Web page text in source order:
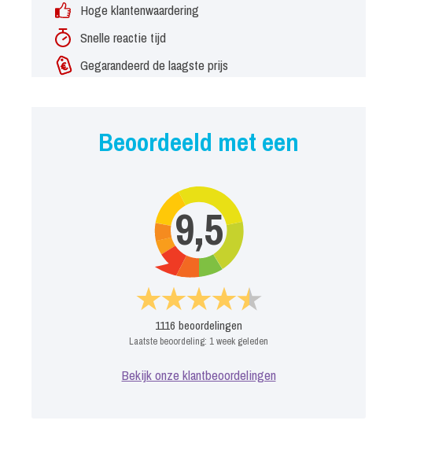
Hoge klantenwaardering
Snelle reactie tijd
Gegarandeerd de laagste prijs
Beoordeeld met een
9,5
1116 beoordelingen
Laatste beoordeling: 1 week geleden
Bekijk onze klantbeoordelingen